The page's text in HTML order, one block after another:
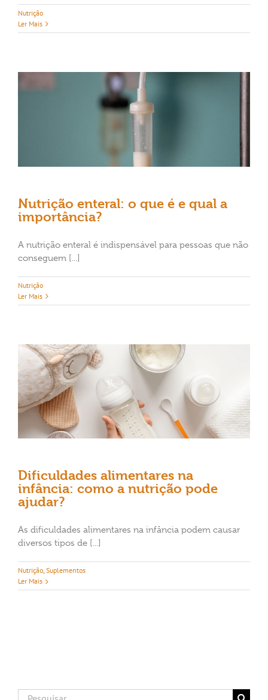
Nutrição
Ler Mais
Nutrição enteral: o que é e qual a
importância?
A nutrição enteral é indispensável para pessoas que não
conseguem [...]
Nutrição
Ler Mais
Dificuldades alimentares na
infância: como a nutrição pode
ajudar?
As dificuldades alimentares na infância podem causar
diversos tipos de [...]
Nutrição, Suplementos
Ler Mais
Buscar